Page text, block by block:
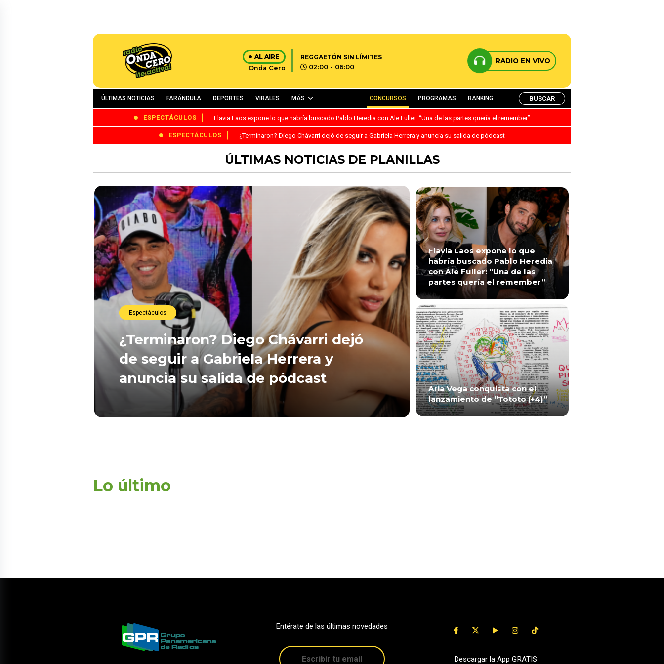
AL AIRE
Onda Cero
REGGAETÓN SIN LÍMITES
02:00 - 06:00
RADIO EN VIVO
ÚLTIMAS NOTICIAS FARÁNDULA DEPORTES VIRALES MÁS CONCURSOS PROGRAMAS RANKING BUSCAR
ESPECTÁCULOS Flavia Laos expone lo que habría buscado Pablo Heredia con Ale Fuller: “Una de las partes quería el remember”
ESPECTÁCULOS ¿Terminaron? Diego Chávarri dejó de seguir a Gabriela Herrera y anuncia su salida de pódcast
ÚLTIMAS NOTICIAS DE PLANILLAS
Espectáculos
¿Terminaron? Diego Chávarri dejó
de seguir a Gabriela Herrera y
anuncia su salida de pódcast
Flavia Laos expone lo que
habría buscado Pablo Heredia
con Ale Fuller: “Una de las
partes quería el remember”
Aria Vega conquista con el
lanzamiento de “Tototo (+4)”
Lo último
Entérate de las últimas novedades
Descargar la App GRATIS